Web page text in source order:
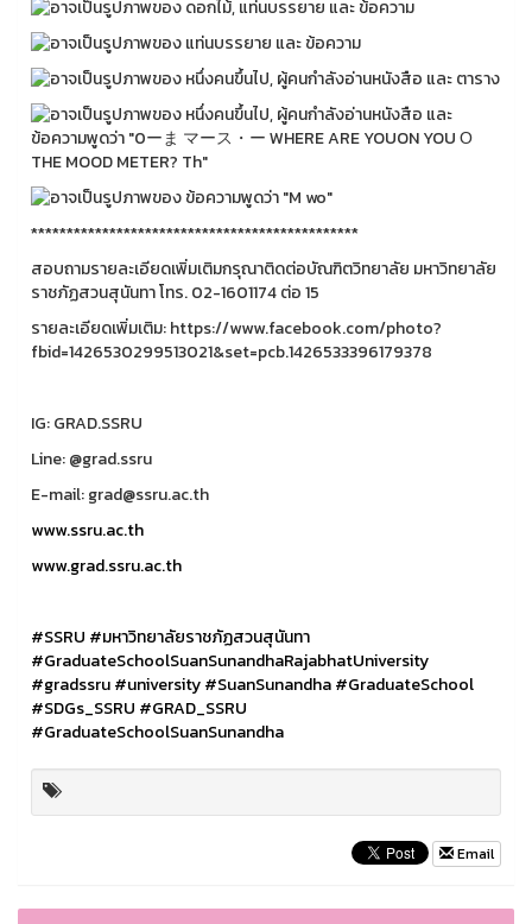
**********************************************
สอบถามรายละเอียดเพิ่มเติมกรุณาติดต่อบัณฑิตวิทยาลัย มหาวิทยาลัย
ราชภัฏสวนสุนันทา โทร. 02-1601174 ต่อ 15
รายละเอียดเพิ่มเติม: https://www.facebook.com/photo?
fbid=1426530299513021&set=pcb.1426533396179378
IG: GRAD.SSRU
Line: @grad.ssru
E-mail: grad@ssru.ac.th
www.ssru.ac.th
www.grad.ssru.ac.th
#SSRU #มหาวิทยาลัยราชภัฏสวนสุนันทา
#GraduateSchoolSuanSunandhaRajabhatUniversity
#gradssru#university#SuanSunandha#GraduateSchool
#SDGs_SSRU #GRAD_SSRU
#GraduateSchoolSuanSunandha
Email